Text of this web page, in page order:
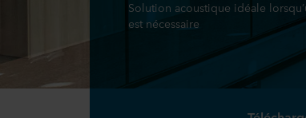
Solution acoustique idéale
est nécessaire